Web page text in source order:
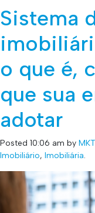
Sistema
o que é,
que sua
adotar
Posted 10:06 am by
Imobiliário, Imobiliária.